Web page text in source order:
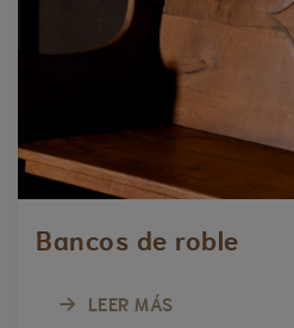
Bancos de roble
LEER MÁS